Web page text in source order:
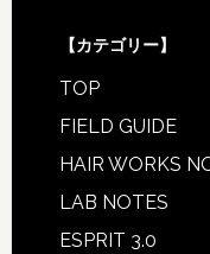
【カテゴリー】
TOP
FIELD GUIDE
HAIR WORKS
LAB NOTES
ESPRIT 3.0